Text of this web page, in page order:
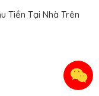
Tiền Tại Nhà Trên